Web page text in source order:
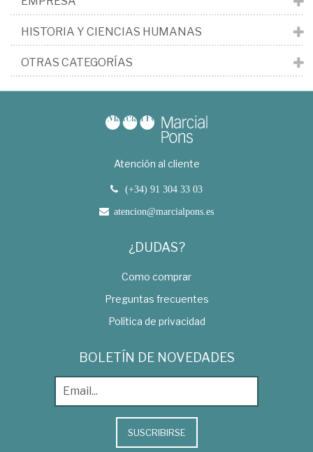
HISTORIA Y CIENCIAS HUMANAS
OTRAS CATEGORÍAS
Atención al cliente
(+34) 91 304 33 03
atencion@marcialpons.es
¿DUDAS?
Como comprar
Preguntas frecuentes
Política de privacidad
BOLETÍN DE NOVEDADES
SUSCRIBIRSE